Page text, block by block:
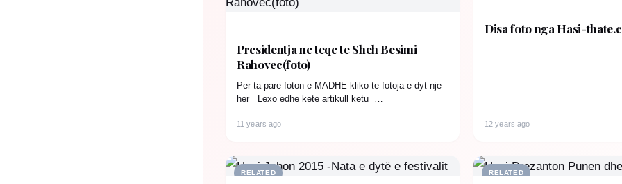
Presidentja ne teqe te Sheh Besimi
Rahovec(foto)
Per ta pare foton e MADHE kliko te fotoja e dyt nje
her Lexo edhe kete artikull ketu …
11 years ago
Disa foto nga Hasi-
12 years ago
RELATED RELATED